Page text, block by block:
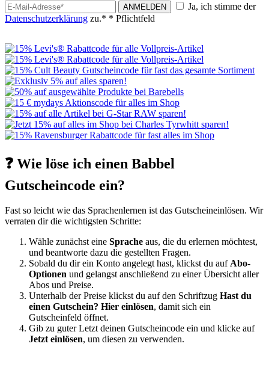
ANMELDEN
Ja, ich stimme der
Datenschutzerklärung zu.* * Pflichtfeld
❓ Wie löse ich einen Babbel
Gutscheincode ein?
Fast so leicht wie das Sprachenlernen ist das Gutscheineinlösen. Wir
verraten dir die wichtigsten Schritte:
Wähle zunächst eine Sprache aus, die du erlernen möchtest,
und beantworte dazu die gestellten Fragen.
Sobald du dir ein Konto angelegt hast, klickst du aufAbo-
Optionen und gelangst anschließend zu einer Übersicht aller
Abos und Preise.
Unterhalb der Preise klickst du auf den Schriftzug Hast du
einen Gutschein? Hier einlösen, damit sich ein
Gutscheinfeld öffnet.
Gib zu guter Letzt deinen Gutscheincode ein und klicke auf
Jetzt einlösen, ⁣um diesen zu verwenden.